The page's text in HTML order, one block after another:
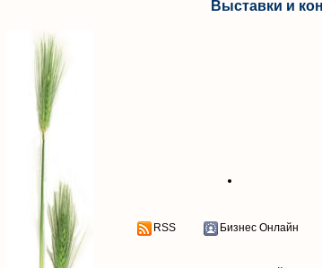
Выставки и
RSS Бизнес Онлайн